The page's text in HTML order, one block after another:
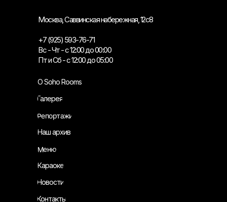
Москва, Саввинская набережная, 12с8
+7 (925) 593-76-71
Вс - Чт - с 12:00 до 00:00
Пт и Сб - с 12:00 до 05:00
О Soho Rooms
Галерея
Репортажи
Наш архив
Меню
Караоке
Новости
Контакты